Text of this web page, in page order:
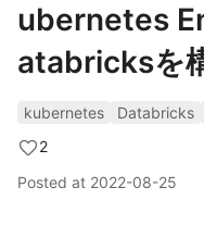
ubernetes
atabricksを
kubernetes Databricks
2
Posted at 2022-08-25